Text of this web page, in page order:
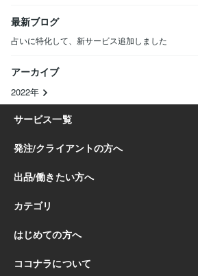
最新ブログ
占いに特化して、新サービス追加しました
アーカイブ
2022年